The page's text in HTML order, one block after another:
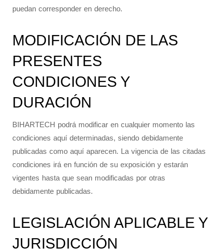
puedan corresponder en derecho.
MODIFICACIÓN DE LAS
PRESENTES
CONDICIONES Y
DURACIÓN
BIHARTECH podrá modificar en cualquier momento las
condiciones aquí determinadas, siendo debidamente
publicadas como aquí aparecen. La vigencia de las citadas
condiciones irá en función de su exposición y estarán
vigentes hasta que sean modificadas por otras
debidamente publicadas.
LEGISLACIÓN APLICABLE Y
JURISDICCIÓN